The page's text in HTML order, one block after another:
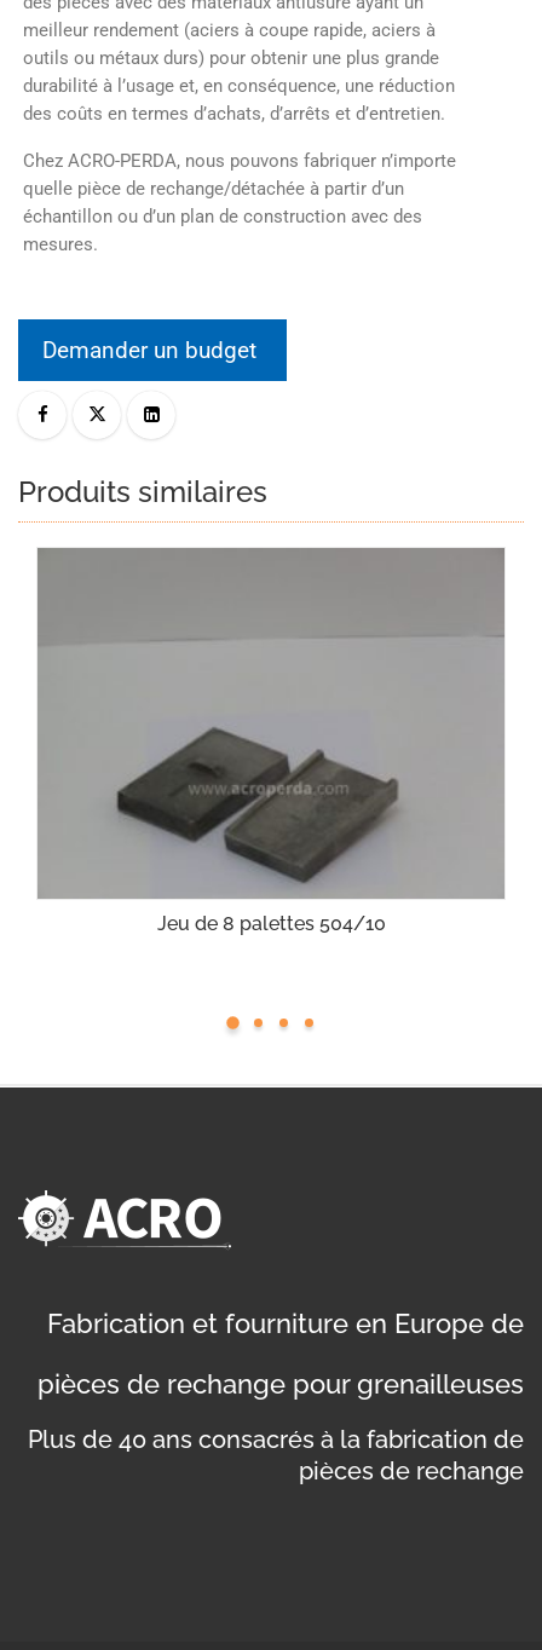
meilleur rendement (aciers à coupe rapide, aciers à
outils ou métaux durs) pour obtenir une plus grande
durabilité à l’usage et, en conséquence, une réduction
des coûts en termes d’achats, d’arrêts et d’entretien.
Chez ACRO-PERDA, nous pouvons fabriquer n’importe
quelle pièce de rechange/détachée à partir d’un
échantillon ou d’un plan de construction avec des
mesures.
Demander un budget
Produits similaires
Jeu de 8 palettes 504/10
Fabrication et fourniture en Europe de
pièces de rechange pour grenailleuses
Plus de 40 ans consacrés à la fabrication de
pièces de rechange